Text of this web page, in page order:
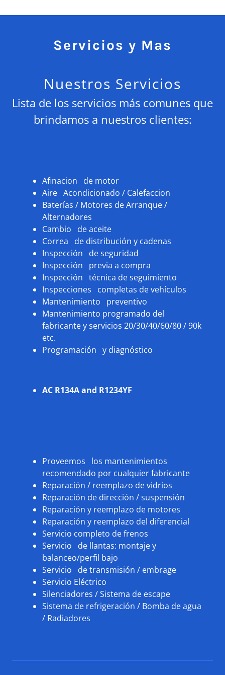
Servicios y Mas
Nuestros Servicios
Lista de los servicios más comunes que
brindamos a nuestros clientes:
Afinacion de motor
Aire Acondicionado / Calefaccion
Baterías / Motores de Arranque /
Alternadores
Cambio de aceite
Correa de distribución y cadenas
Inspección de seguridad
Inspección previa a compra
Inspección técnica de seguimiento
Inspecciones completas de vehículos
Mantenimiento preventivo
Mantenimiento programado del
fabricante y servicios 20/30/40/60/80 / 90k
etc.
Programación y diagnóstico
AC R134A and R1234YF
Proveemos los mantenimientos
recomendado por cualquier fabricante
Reparación / reemplazo de vidrios
Reparación de dirección / suspensión
Reparación y reemplazo de motores
Reparación y reemplazo del diferencial
Servicio completo de frenos
Servicio de llantas: montaje y
balanceo/perfil bajo
Servicio de transmisión / embrage
Servicio Eléctrico
Silenciadores / Sistema de escape
Sistema de refrigeración / Bomba de agua
/ Radiadores